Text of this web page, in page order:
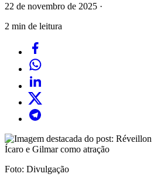
22 de novembro de 2025 ·
2 min de leitura
Foto: Divulgação